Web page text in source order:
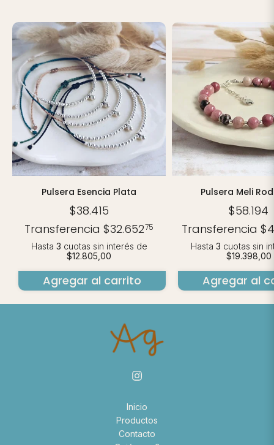
Pulsera Esencia Plata
$38.415
Transferencia$32.65275
Hasta 3 cuotas sin interés de
$12.805,00
Agregar al carrito
Pulsera Meli
$58.194
Transferencia
Hasta 3 cuotas sin
$19.398,00
Agregar al
Inicio
Productos
Contacto